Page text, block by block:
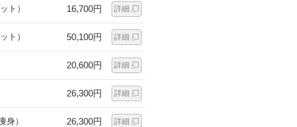
ト） 16,700円 詳細
ト） 50,100円 詳細
20,600円 詳細
26,300円 詳細
身） 26,300円 詳細